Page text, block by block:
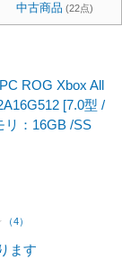
中古商品 (22点)
ROG Xbox All
[7.0型 /
リ：16GB /SS
（4）
ます